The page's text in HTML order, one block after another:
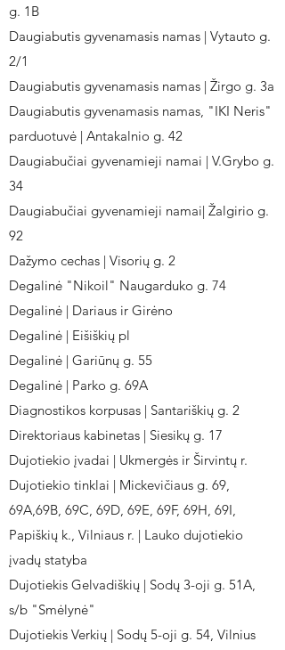
g. 1B
Daugiabutis gyvenamasis namas | Vytauto g.
2/1
Daugiabutis gyvenamasis namas | Žirgo g. 3a
Daugiabutis gyvenamasis namas, "IKI Neris"
parduotuvė | Antakalnio g. 42
Daugiabučiai gyvenamieji namai | V.Grybo g.
34
Daugiabučiai gyvenamieji namai| Žalgirio g.
92
Dažymo cechas | Visorių g. 2
Degalinė "Nikoil" Naugarduko g. 74
Degalinė | Dariaus ir Girėno
Degalinė | Eišiškių pl
Degalinė | Gariūnų g. 55
Degalinė | Parko g. 69A
Diagnostikos korpusas | Santariškių g. 2
Direktoriaus kabinetas | Siesikų g. 17
Dujotiekio įvadai | Ukmergės ir Širvintų r.
Dujotiekio tinklai | Mickevičiaus g. 69,
69A,69B, 69C, 69D, 69E, 69F, 69H, 69I,
Papiškių k., Vilniaus r. | Lauko dujotiekio
įvadų statyba
Dujotiekis Gelvadiškių | Sodų 3-oji g. 51A,
s/b "Smėlynė"
Dujotiekis Verkių | Sodų 5-oji g. 54, Vilnius